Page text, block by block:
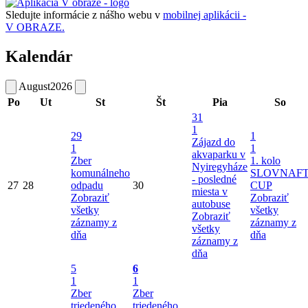
Sledujte informácie z nášho webu v mobilnej aplikácii -
V OBRAZE.
Kalendár
August2026
Po
Ut St Št Pia So
27 28
29
1
Zber
komunálneho
odpadu
Zobraziť
všetky
záznamy z
dňa
30
31
1
Zájazd do
akvaparku v
Nyiregyháze
- posledné
miesta v
autobuse
Zobraziť
všetky
záznamy z
dňa
1
1
1. kolo
CUP
Zobraziť
všetky
záznamy z
dňa
5
1
Zber
triedeného
6
1
Zber
triedeného